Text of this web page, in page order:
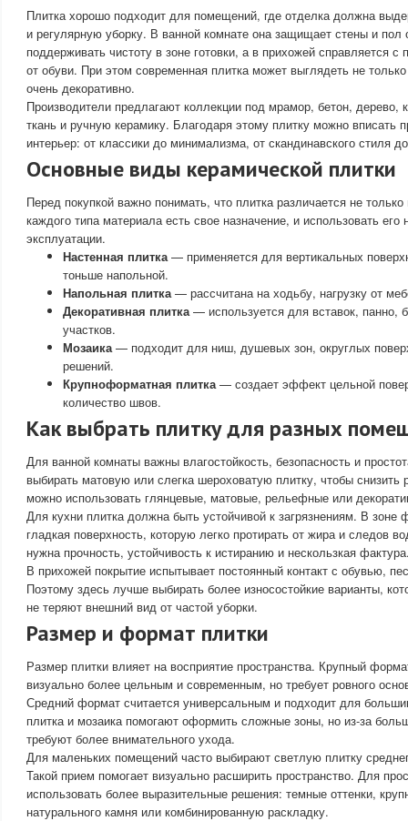
Плитка хорошо подходит для помещений, где отделка должна
и регулярную уборку. В ванной комнате она защищает стены и пол
поддерживать чистоту в зоне готовки, а в прихожей справляется
от обуви. При этом современная плитка может выглядеть не
очень декоративно.
Производители предлагают коллекции под мрамор, бетон, дерево,
ткань и ручную керамику. Благодаря этому плитку можно вписать
интерьер: от классики до минимализма, от скандинавского стиля
Основные виды керамической плитки
Перед покупкой важно понимать, что плитка различается не
каждого типа материала есть свое назначение, и использовать
эксплуатации.
Настенная плитка— применяется для вертикальных
тоньше напольной.
Напольная плитка— рассчитана на ходьбу, нагрузку от
Декоративная плитка— используется для вставок, панно,
участков.
Мозаика— подходит для ниш, душевых зон, округлых
решений.
Крупноформатная плитка— создает эффект цельной
количество швов.
Как выбрать плитку для разных
Для ванной комнаты важны влагостойкость, безопасность и
выбирать матовую или слегка шероховатую плитку, чтобы снизить
можно использовать глянцевые, матовые, рельефные или
Для кухни плитка должна быть устойчивой к загрязнениям. В зоне
гладкая поверхность, которую легко протирать от жира и следов
нужна прочность, устойчивость к истиранию и нескользкая
В прихожей покрытие испытывает постоянный контакт с обувью,
Поэтому здесь лучше выбирать более износостойкие варианты,
не теряют внешний вид от частой уборки.
Размер и формат плитки
Размер плитки влияет на восприятие пространства. Крупный
визуально более цельным и современным, но требует ровного
Средний формат считается универсальным и подходит для
плитка и мозаика помогают оформить сложные зоны, но из-за
требуют более внимательного ухода.
Для маленьких помещений часто выбирают светлую плитку
Такой прием помогает визуально расширить пространство. Для
использовать более выразительные решения: темные оттенки,
натурального камня или комбинированную раскладку.